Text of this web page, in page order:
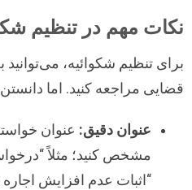
نکات مهم در تنظیم
برای تنظیم شکوائیه، می‌توانید
قضایی مراجعه کنید. اما
عنوان دقیق: عنوان
مشخص کنید؛ مثلاً
“اثبات عدم افزایش اجاره